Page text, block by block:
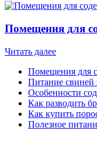
Помещения для
Читать далее
Помещения для
Питание свиней
Особенности
Как разводить
Как купить
Полезное